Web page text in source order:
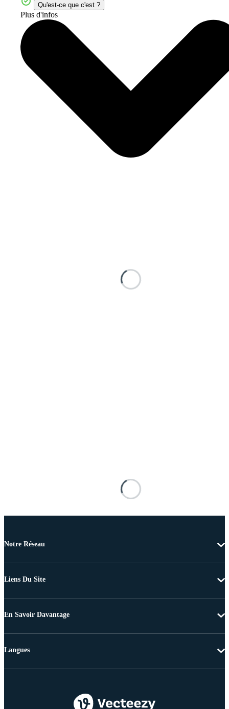
Qu'est-ce que c'est ?
Plus d'infos
Notre Réseau
Liens Du Site
En Savoir Davantage
Langues